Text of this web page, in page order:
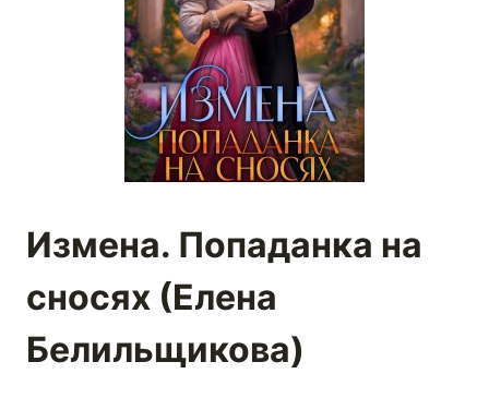
Измена. Попаданка на
сносях (Елена
Белильщикова)